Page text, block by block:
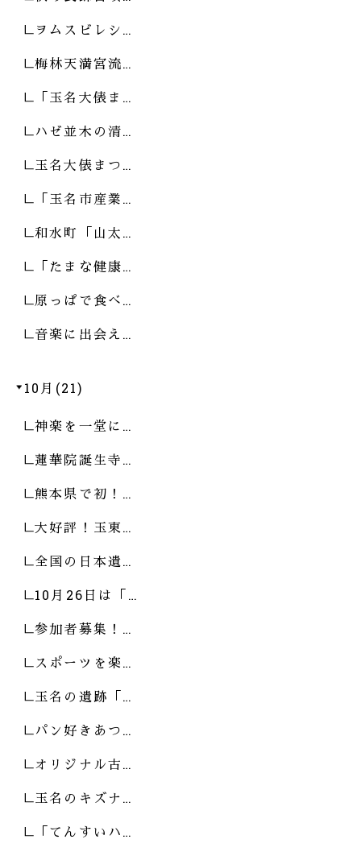
ヲムスビレシ…
梅林天満宮流…
「玉名大俵ま…
ハゼ並木の清…
玉名大俵まつ…
「玉名市産業…
和水町「山太…
「たまな健康…
原っぱで食べ…
音楽に出会え…
10月(21)
神楽を一堂に…
蓮華院誕生寺…
熊本県で初！…
大好評！玉東…
全国の日本遺…
10月26日は「…
参加者募集！…
スポーツを楽…
玉名の遺跡「…
パン好きあつ…
オリジナル古…
玉名のキズナ…
「てんすいハ…